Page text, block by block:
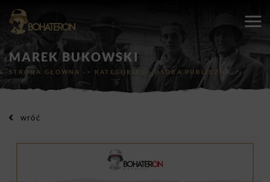
MAREK BUKOWSKI
STRONA GŁÓWNA -> KATEGORIE ->OSOBA PUBLICZNA
wróć